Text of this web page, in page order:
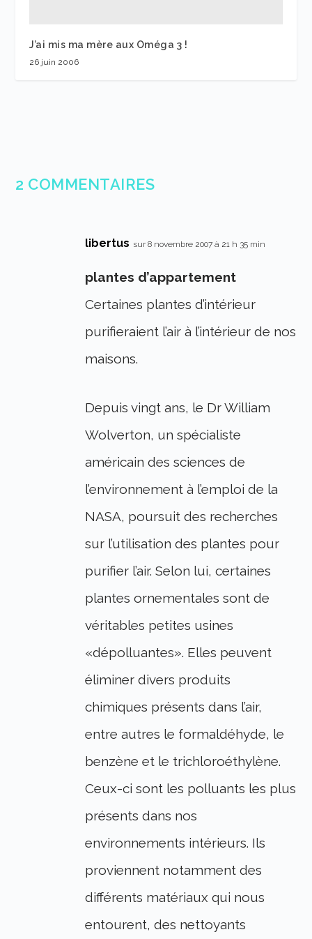
J’ai mis ma mère aux Oméga 3 !
26 juin 2006
2 COMMENTAIRES
libertus sur 8 novembre 2007 à 21 h 35 min
plantes d’appartement
Certaines plantes d’intérieur
purifieraient l’air à l’intérieur de nos
maisons.
Depuis vingt ans, le Dr William
Wolverton, un spécialiste
américain des sciences de
l’environnement à l’emploi de la
NASA, poursuit des recherches
sur l’utilisation des plantes pour
purifier l’air. Selon lui, certaines
plantes ornementales sont de
véritables petites usines
«dépolluantes». Elles peuvent
éliminer divers produits
chimiques présents dans l’air,
entre autres le formaldéhyde, le
benzène et le trichloroéthylène.
Ceux-ci sont les polluants les plus
présents dans nos
environnements intérieurs. Ils
proviennent notamment des
différents matériaux qui nous
entourent, des nettoyants